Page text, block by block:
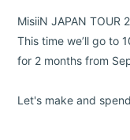
MisiiN JAPAN TOUR
This time we’ll go to
for 2 months from
Let's make and